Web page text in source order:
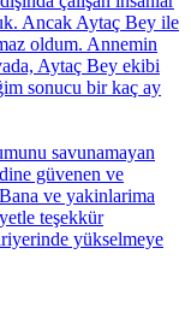
Ancak Aytaç Bey ile
oldum. Annemin
Aytaç Bey ekibi
sonucu bir kaç ay
savunamayan
güvenen ve
ve yakinlarima
teşekkür
yükselmeye